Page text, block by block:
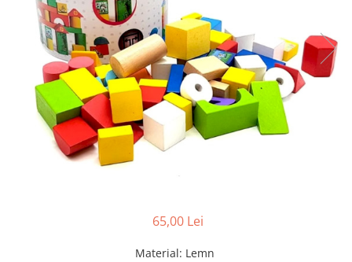
Pilote cu blăniță
65,00 Lei
Material: Lemn